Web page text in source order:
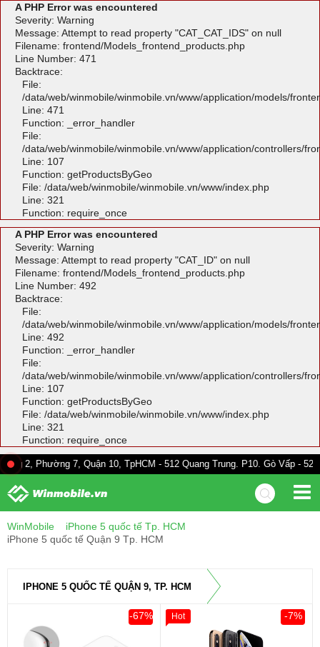
A PHP Error was encountered
Severity: Warning
Message: Attempt to read property "CAT_CAT_IDS" on null
Filename: frontend/Models_frontend_products.php
Line Number: 471
Backtrace:
File:
/data/web/winmobile/winmobile.vn/www/application/models/
Line: 471
Function: _error_handler
File:
/data/web/winmobile/winmobile.vn/www/application/controllers/
Line: 107
Function: getProductsByGeo
File: /data/web/winmobile/winmobile.vn/www/index.php
Line: 321
Function: require_once
A PHP Error was encountered
Severity: Warning
Message: Attempt to read property "CAT_ID" on null
Filename: frontend/Models_frontend_products.php
Line Number: 492
Backtrace:
File:
/data/web/winmobile/winmobile.vn/www/application/models/
Line: 492
Function: _error_handler
File:
/data/web/winmobile/winmobile.vn/www/application/controllers/
Line: 107
Function: getProductsByGeo
File: /data/web/winmobile/winmobile.vn/www/index.php
Line: 321
Function: require_once
7, Quận 10, TpHCM - 512 Quang Trung. P10. Gò Vấp - 528A Trường
WinMobile
iPhone 5 quốc tế Tp. HCM
iPhone 5 quốc tế Quận 9 Tp. HCM
IPHONE 5 QUỐC TẾ QUẬN 9, TP. HCM
-67% -7%
Hot